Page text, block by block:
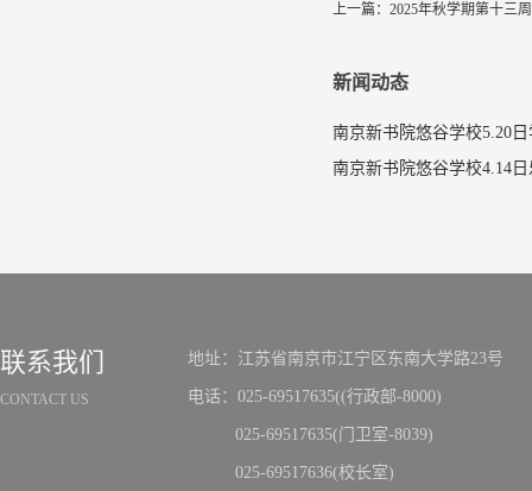
上一篇： 2025年秋学期第十三
新闻动态
南京新书院悠谷学校5.20
联系我们
CONTACT US
地址：江苏省南京市江宁区东南大学路23号
电话：025-69517635((行政部-8000)
025-69517635(门卫室-8039)
025-69517636(校长室)